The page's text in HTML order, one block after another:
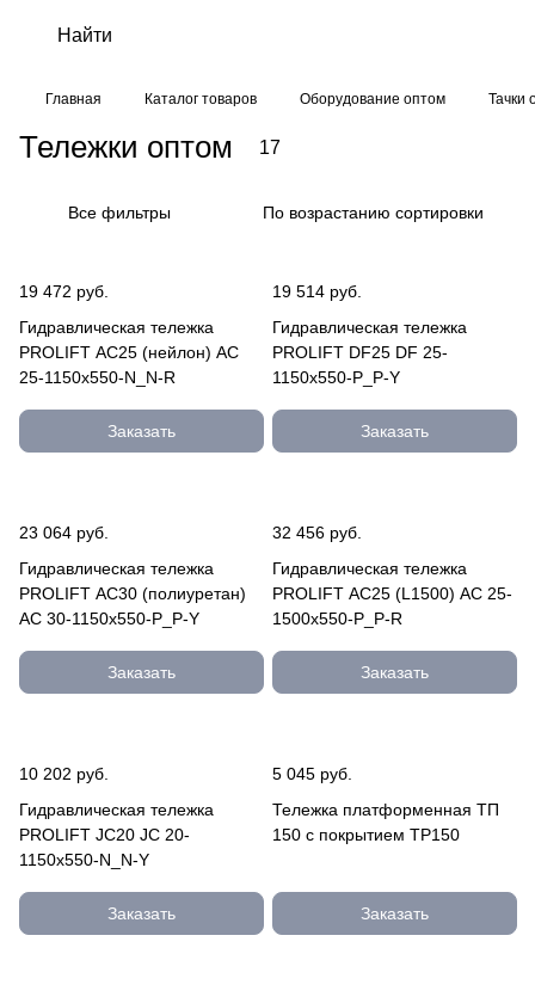
Главная Каталог товаров Оборудование оптом Тачки
Тележки оптом 17
Все фильтры По возрастанию сортировки
19 472 руб.
Гидравлическая тележка
PROLIFT AC25 (нейлон) AC
25-1150x550-N_N-R
Заказать
19 514 руб.
Гидравлическая тележка
PROLIFT DF25 DF 25-
1150x550-P_P-Y
Заказать
23 064 руб.
Гидравлическая тележка
PROLIFT AC30 (полиуретан)
AC 30-1150x550-P_P-Y
Заказать
32 456 руб.
Гидравлическая тележка
PROLIFT AC25 (L1500) AC 25-
1500x550-P_P-R
Заказать
10 202 руб.
Гидравлическая тележка
PROLIFT JC20 JC 20-
1150x550-N_N-Y
Заказать
5 045 руб.
Тележка платформенная ТП
150 с покрытием TP150
Заказать